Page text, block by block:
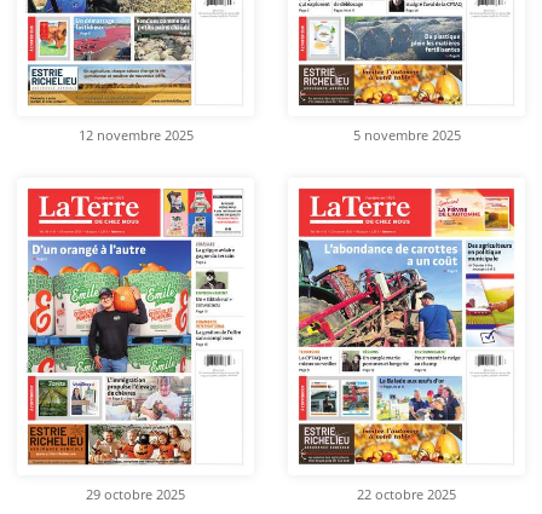
12 novembre 2025 5 novembre 2025
29 octobre 2025 22 octobre 2025